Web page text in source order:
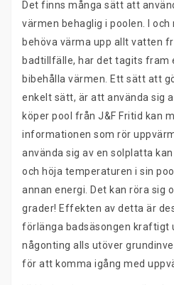
Det finns många sätt att
värmen behaglig i poolen. I och
behöva värma upp allt vatten
badtillfälle, har det tagits fram
bibehålla värmen. Ett sätt att
enkelt sätt, är att använda sig
köper pool från J&F Fritid kan
informationen som rör
använda sig av en solplatta
och höja temperaturen i sin
annan energi. Det kan röra sig
grader! Effekten av detta är
förlänga badsäsongen kraftigt
någonting alls utöver
för att komma igång med